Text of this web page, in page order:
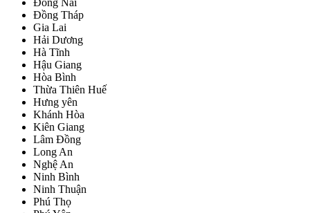
Đồng Tháp
Gia Lai
Hải Dương
Hà Tĩnh
Hậu Giang
Hòa Bình
Thừa Thiên Huế
Hưng yên
Khánh Hòa
Kiên Giang
Lâm Đồng
Long An
Nghệ An
Ninh Bình
Ninh Thuận
Phú Thọ